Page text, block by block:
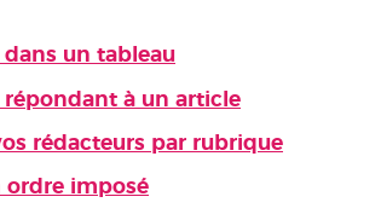
un tableau
à un article
rédacteurs par rubrique
ordre imposé